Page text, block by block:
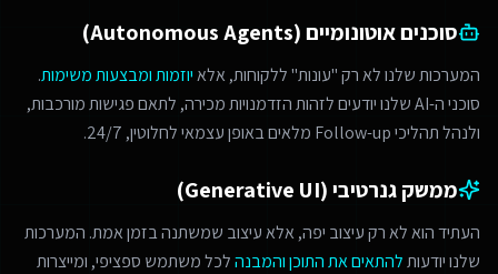
סוכנים אוטונומיים (Autonomous Agents)
המערכות שלנו לא רק "עונות" ללקוחות, אלאיוזמות ומבצעות משימות.
סוכני ה-AI שלנו יודעים לזהות הזדמנויות מכירה, לתאם פגישות מורכבות,
ולנהל תהליכי Follow-up מלאים באופן עצמאי לחלוטין, 24/7.
ממשק גנרטיבי (Generative UI)
העתיד הוא לא רק עיצוב יפה, אלא עיצוב שמשתנה בזמן אמת. המערכות
שלנו יודעותלהתאים את התוכן והמבנהלכל משתמש ספציפי, ומייצרות